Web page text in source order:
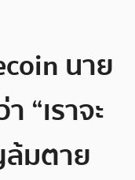
นาย
“เราจะ
ล้มตาย